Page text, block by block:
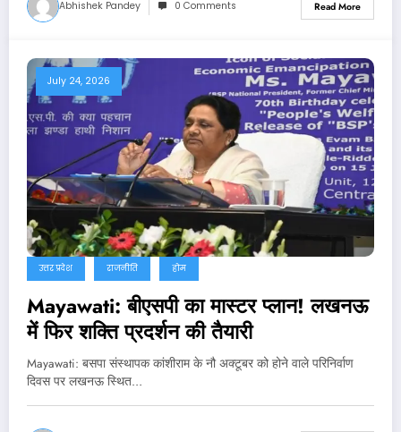
Abhishek Pandey 0 Comments Read More
July 24, 2026
उत्तर प्रदेश राजनीति होम
Mayawati: बीएसपी का मास्टर प्लान! लखनऊ
में फिर शक्ति प्रदर्शन की तैयारी
Mayawati: बसपा संस्थापक कांशीराम के नौ अक्टूबर को होने वाले परिनिर्वाण
दिवस पर लखनऊ स्थित…